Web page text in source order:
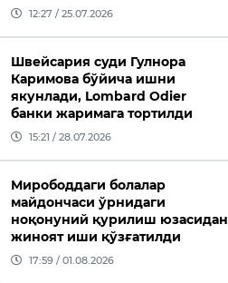
12:27 / 25.07.2026
Швейсария суди Гулнора
Каримова бўйича ишни
якунлади, Lombard Odier
банки жаримага тортилди
15:21 / 28.07.2026
Мирободдаги болалар
майдончаси ўрнидаги
ноқонуний қурилиш юзасидан
жиноят иши қўзғатилди
17:59 / 01.08.2026